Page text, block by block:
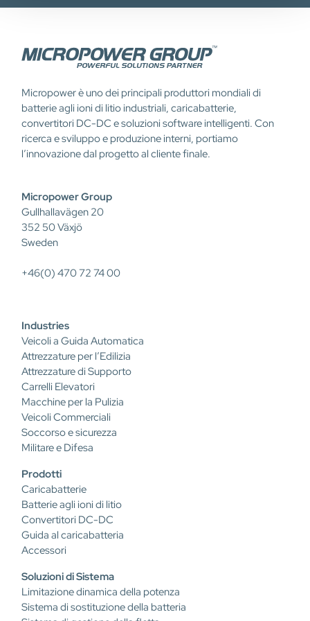
Micropower è uno dei principali produttori mondiali di
batterie agli ioni di litio industriali, caricabatterie,
convertitori DC-DC e soluzioni software intelligenti. Con
ricerca e sviluppo e produzione interni, portiamo
l’innovazione dal progetto al cliente finale.
Micropower Group
Gullhallavägen 20
352 50 Växjö
Sweden
+46(0) 470 72 74 00
Industries
Veicoli a Guida Automatica
Attrezzature per l’Edilizia
Attrezzature di Supporto
Carrelli Elevatori
Macchine per la Pulizia
Veicoli Commerciali
Soccorso e sicurezza
Militare e Difesa
Prodotti
Caricabatterie
Batterie agli ioni di litio
Convertitori DC-DC
Guida al caricabatteria
Accessori
Soluzioni di Sistema
Limitazione dinamica della potenza
Sistema di sostituzione della batteria